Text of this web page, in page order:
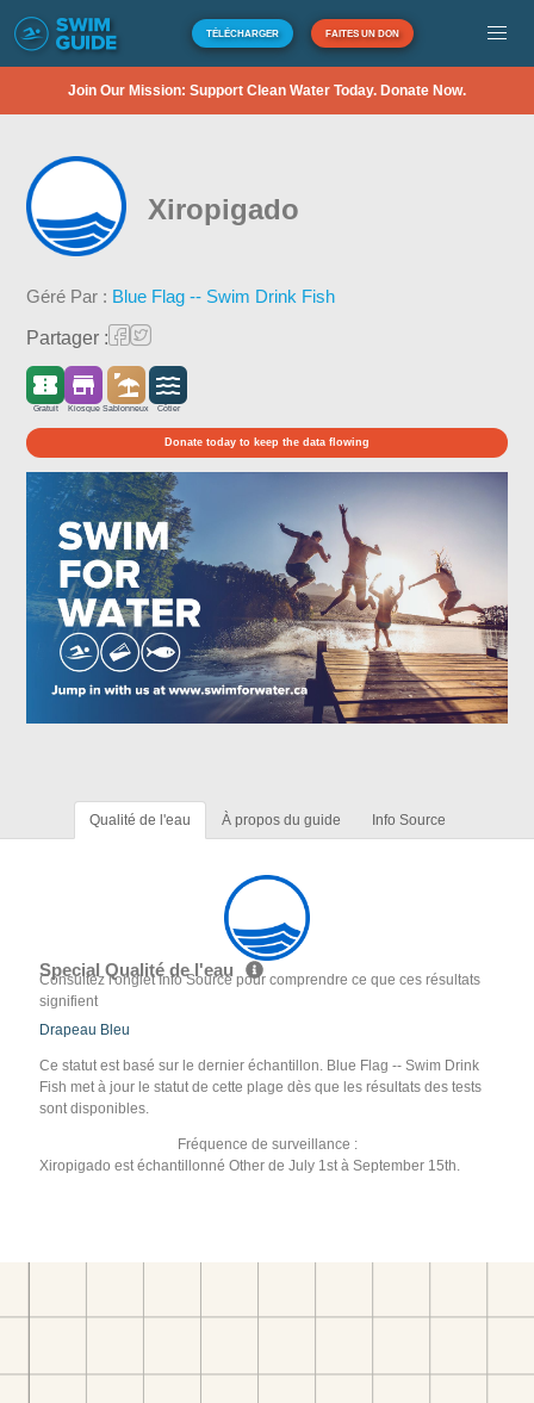
TÉLÉCHARGER FAITES UN DON
Join Our Mission: Support Clean Water Today. Donate Now.
Xiropigado
Géré Par : Blue Flag -- Swim Drink Fish
Partager :
Gratuit Kiosque Sablonneux Côtier
Donate today to keep the data flowing
Qualité de l'eau À propos du guide Info Source
Special Qualité de l'eau
Consultez l'onglet Info Source pour comprendre ce que ces résultats
signifient
Drapeau Bleu
Ce statut est basé sur le dernier échantillon. Blue Flag -- Swim Drink
Fish met à jour le statut de cette plage dès que les résultats des tests
sont disponibles.
Fréquence de surveillance :
Xiropigado est échantillonné Other de July 1st à September 15th.